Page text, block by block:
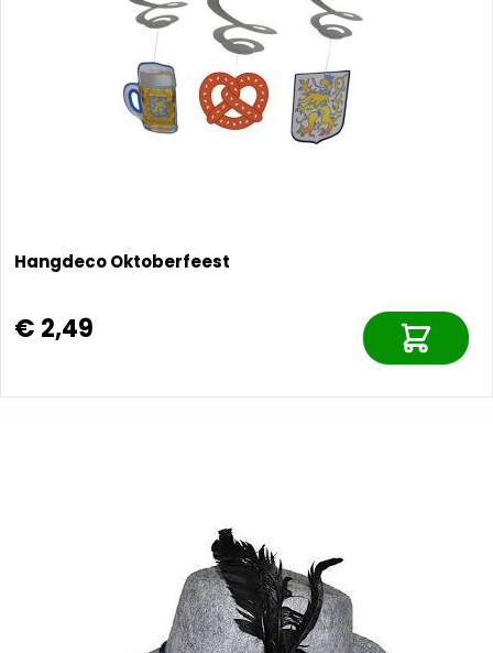
Hangdeco Oktoberfeest
€ 2,49